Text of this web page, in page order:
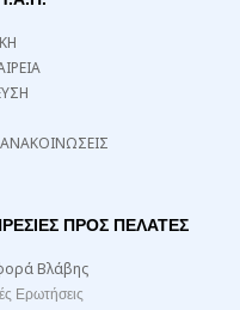
ΠΡΟΣ ΠΕΛΑΤΕΣ
Βλάβης
Ερωτήσεις